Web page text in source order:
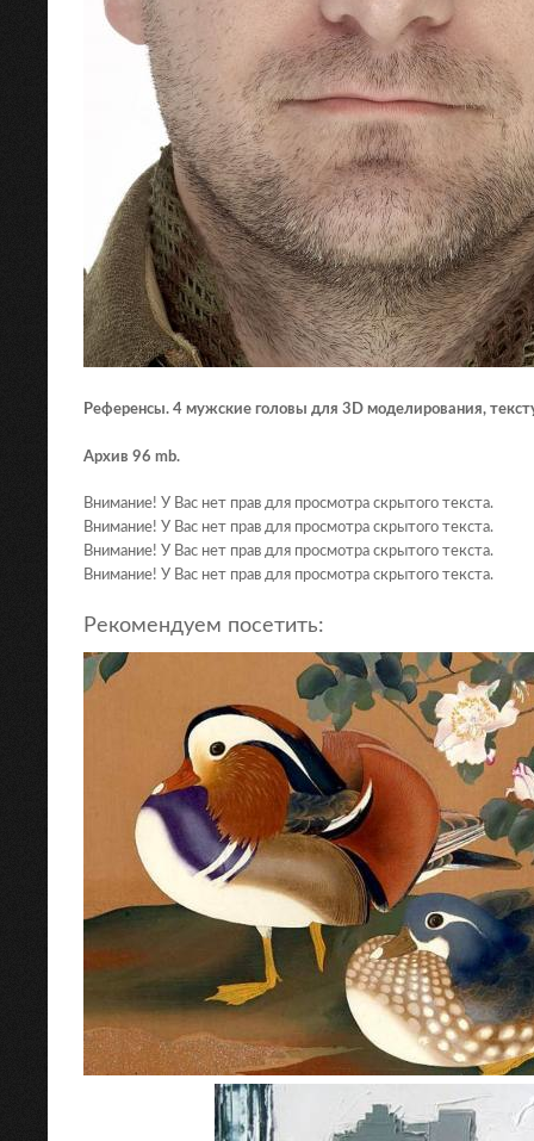
Референсы. 4 мужские головы для 3D моделирования,
Архив 96 mb.
Внимание! У Вас нет прав для просмотра скрытого текста.
Внимание! У Вас нет прав для просмотра скрытого текста.
Внимание! У Вас нет прав для просмотра скрытого текста.
Внимание! У Вас нет прав для просмотра скрытого текста.
Рекомендуем посетить: